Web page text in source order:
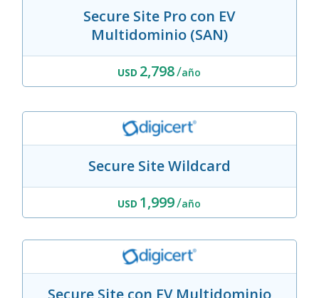
Secure Site Pro con EV
Multidominio (SAN)
USD2,798/año
Secure Site Wildcard
USD1,999/año
Secure Site con EV Multidominio